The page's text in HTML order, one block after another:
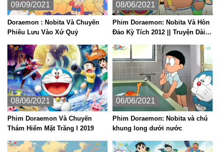
09/09/2021
Doraemon : Nobita Và Chuyến
Phiêu Lưu Vào Xứ Quỷ
08/06/2021
Phim Doraemon: Nobita Và Hòn
Đảo Kỳ Tích 2012 || Truyện Dài (
08/06/2021
Phim Doraemon Và Chuyến
Thám Hiểm Mặt Trăng l 2019
06/06/2021
Phim Doraemon: Nobita và chú
khung long dưới nước